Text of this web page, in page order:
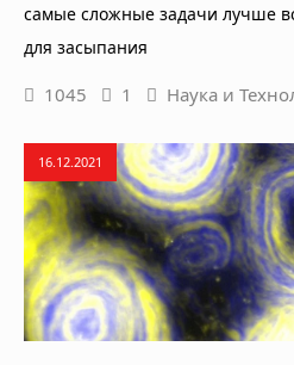
самые сложные задачи лучше
для засыпания
1045 1 Наука и
16.12.2021